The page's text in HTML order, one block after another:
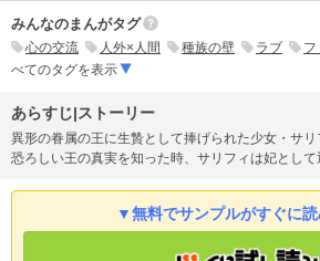
みんなのまんがタグ
心の交流 人外×人間 種族の壁 ラブ フ
べてのタグを表示
あらすじ|ストーリー
異形の眷属の王に生贄として捧げられた少女・サ
恐ろしい王の真実を知った時、サリフィは妃とし
▼無料でサンプルがすぐに